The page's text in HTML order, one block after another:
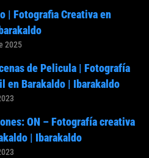
| Fotografia Creativa en
2025
de Pelicula | Fotografía
en Barakaldo | Ibarakaldo
ON – Fotografía creativa
| Ibarakaldo